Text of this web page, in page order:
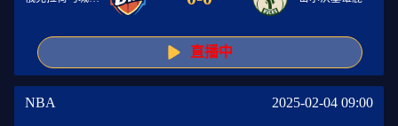
直播中
NBA 2025-02-04 09:00